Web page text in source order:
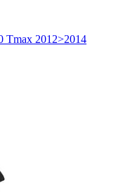
Tmax 2012>2014